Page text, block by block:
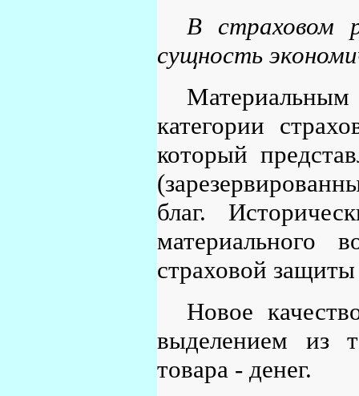
В страховом
сущность
категории
который
благ.
материального
страховой
Новое
выделением из
товара - денег.